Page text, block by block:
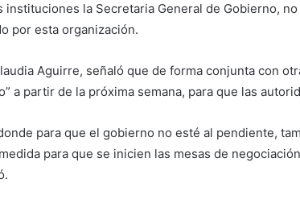
instituciones la Secretaria General de Gobierno,
por esta organización.
Aguirre, señaló que de forma conjunta con
a partir de la próxima semana, para que las
para que el gobierno no esté al pendiente,
para que se inicien las mesas de